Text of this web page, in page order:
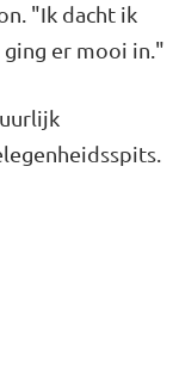
"Ik dacht ik
er mooi in."